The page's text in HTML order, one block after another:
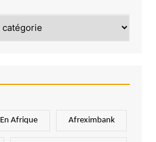
Afrique Afreximbank